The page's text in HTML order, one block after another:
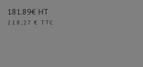
181.89€ HT
Prix
218,27 € TTC